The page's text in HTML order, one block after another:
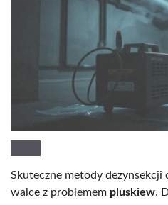
Skuteczne metody
walce z problemem pluskiew.